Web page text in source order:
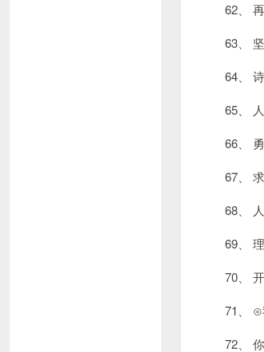
62、
63、
64、
65、
66、
67、
68、
69、
70、
71、 ⊙
72、